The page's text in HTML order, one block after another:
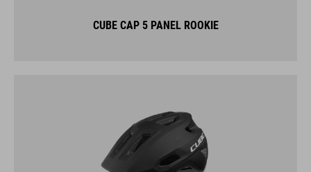
CUBE CAP 5 PANEL ROOKIE